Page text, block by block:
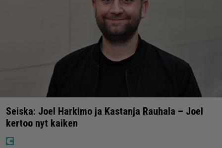
Seiska: Joel Harkimo ja Kastanja Rauhala – Joel
kertoo nyt kaiken